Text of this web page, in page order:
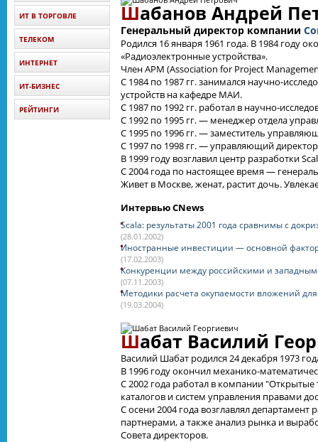
Шабанов Андрей
Генеральный директор компании
Родился 16 января 1961 года. В 1984 году
«Радиоэлектронные устройства».
Член APM (Association for Project
С 1984 по 1987 гг. занимался научно-
устройств на кафедре МАИ.
С 1987 по 1992 гг. работал в научно-
С 1992 по 1995 гг. — менеджер отдела
С 1995 по 1996 гг. — заместитель
С 1997 по 1998 гг. — управляющий
В 1999 году возглавил центр разработки
С 2004 года по настоящее время —
Живет в Москве, женат, растит дочь.
Интервью CNews
Scala: результаты 2001 года сравнимы с
(28.01.2002)
Иностранные инвестиции — основной
(17.02.2003)
Конкуренции между российскими и
(07.11.2003)
Методики расчета окупаемости вложений
(19.03.2004)
Шабат Василий
Василий Шабат родился 24 декабря 1973
В 1996 году окончил механико-
С 2002 года работал в компании
каталогов и систем управления правами
С осени 2004 года возглавлял департамент
партнерами, а также анализ рынка и
Совета директоров.
ИТ В ТОРГОВЛЕ
ТЕЛЕКОМ
ИНТЕРНЕТ
ИТ-БИЗНЕС
РЕЙТИНГИ